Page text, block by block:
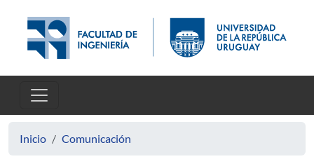
Inicio Comunicación